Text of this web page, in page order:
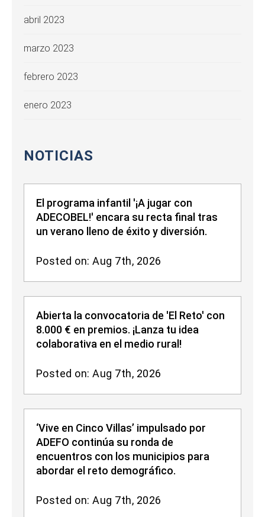
abril 2023
marzo 2023
febrero 2023
enero 2023
NOTICIAS
El programa infantil '¡A jugar con
ADECOBEL!' encara su recta final tras
un verano lleno de éxito y diversión.
Posted on: Aug 7th, 2026
Abierta la convocatoria de 'El Reto' con
8.000 € en premios. ¡Lanza tu idea
colaborativa en el medio rural!
Posted on: Aug 7th, 2026
‘Vive en Cinco Villas’ impulsado por
ADEFO continúa su ronda de
encuentros con los municipios para
abordar el reto demográfico.
Posted on: Aug 7th, 2026